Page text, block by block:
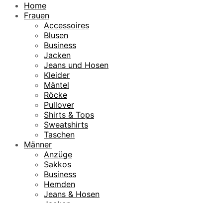
Home
Frauen
Accessoires
Blusen
Business
Jacken
Jeans und Hosen
Kleider
Mäntel
Röcke
Pullover
Shirts & Tops
Sweatshirts
Taschen
Männer
Anzüge
Sakkos
Business
Hemden
Jeans & Hosen